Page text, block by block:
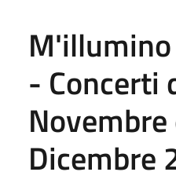
- Concerti
Novembre
Dicembre